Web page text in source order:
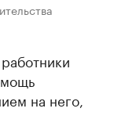
на него,